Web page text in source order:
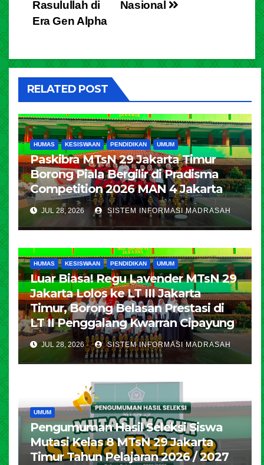
Nasional
Rasulullah di
Era Gen Alpha
RELATED POST
HUMAS KESISWAAN PENDIDIKAN UMUM
Paskibra MTsN 29 Jakarta Timur
Borong Piala Bergilir di Pradisma
Competition 2026 MAN 4 Jakarta
JUL 28, 2026 SISTEM INFORMASI MADRASAH
HUMAS KESISWAAN PENDIDIKAN UMUM
Luar Biasa! Regu Lavender MTsN 29
Jakarta Lolos ke LT III Jakarta
Timur, Borong Belasan Prestasi di
LT II Penggalang Kwarran Cipayung
JUL 28, 2026 SISTEM INFORMASI MADRASAH
UMUM
Pengumuman Hasil Seleksi Siswa
Mutasi Kelas 8 MTsN 29 Jakarta
Timur Tahun Pelajaran 2026 / 2027